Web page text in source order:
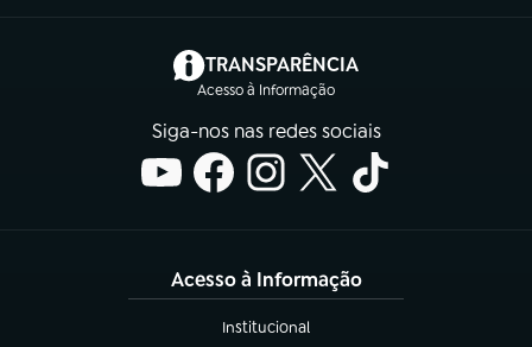
TRANSPARÊNCIA
Acesso à Informação
(abre em nova aba)
Siga-nos nas redes sociais
Acesso à Informação
Institucional
(abre em nova aba)